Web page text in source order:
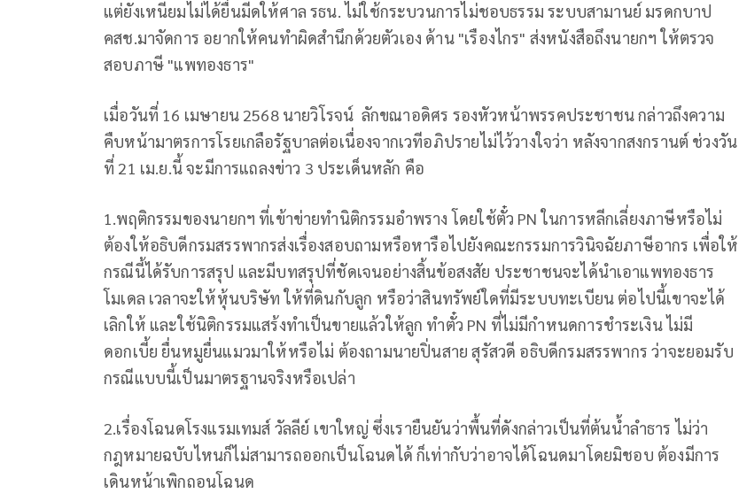
แต่ยังเหนียมไม่ได้ยื่นมีดให้ศาล รธน. ไม่ใช้กระบวนการไม่ชอบธรรม ระบบสามานย์ มรดกบาป
คสช.มาจัดการ อยากให้คนทำผิดสำนึกด้วยตัวเอง ด้าน "เรืองไกร" ส่งหนังสือถึงนายกฯ ให้ตรวจ
สอบภาษี "แพทองธาร"
เมื่อวันที่ 16 เมษายน 2568 นายวิโรจน์ ลักขณาอดิศร รองหัวหน้าพรรคประชาชน กล่าวถึงความ
คืบหน้ามาตรการโรยเกลือรัฐบาลต่อเนื่องจากเวทีอภิปรายไม่ไว้วางใจว่า หลังจากสงกรานต์ ช่วงวัน
ที่ 21 เม.ย.นี้ จะมีการแถลงข่าว 3 ประเด็นหลัก คือ
1.พฤติกรรมของนายกฯ ที่เข้าข่ายทำนิติกรรมอำพราง โดยใช้ตั๋ว PN ในการหลีกเลี่ยงภาษีหรือไม่
ต้องให้อธิบดีกรมสรรพากรส่งเรื่องสอบถามหรือหารือไปยังคณะกรรมการวินิจฉัยภาษีอากร เพื่อให้
กรณีนี้ได้รับการสรุป และมีบทสรุปที่ชัดเจนอย่างสิ้นข้อสงสัย ประชาชนจะได้นำเอาแพทองธาร
โมเดล เวลาจะให้หุ้นบริษัท ให้ที่ดินกับลูก หรือว่าสินทรัพย์ใดที่มีระบบทะเบียน ต่อไปนี้เขาจะได้
เลิกให้ และใช้นิติกรรมแสร้งทำเป็นขายแล้วให้ลูก ทำตั๋ว PN ที่ไม่มีกำหนดการชำระเงิน ไม่มี
ดอกเบี้ย ยื่นหมูยื่นแมวมาให้หรือไม่ ต้องถามนายปิ่นสาย สุรัสวดี อธิบดีกรมสรรพากร ว่าจะยอมรับ
กรณีแบบนี้เป็นมาตรฐานจริงหรือเปล่า
2.เรื่องโฉนดโรงแรมเทมส์ วัลลีย์ เขาใหญ่ ซึ่งเรายืนยันว่าพื้นที่ดังกล่าวเป็นที่ต้นน้ำลำธาร ไม่ว่า
กฎหมายฉบับไหนก็ไม่สามารถออกเป็นโฉนดได้ ก็เท่ากับว่าอาจได้โฉนดมาโดยมิชอบ ต้องมีการ
เดินหน้าเพิกถอนโฉนด